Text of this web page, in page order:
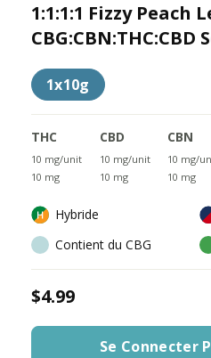
1:1:1:1 Fizzy Peach
CBG:CBN:THC:CBD
1x10g
THC
10 mg/unit
10 mg
CBD
10 mg/unit
10 mg
CBN
10 mg/
10 mg
Hybride
Contient du CBG
$4.99
Se Connecter